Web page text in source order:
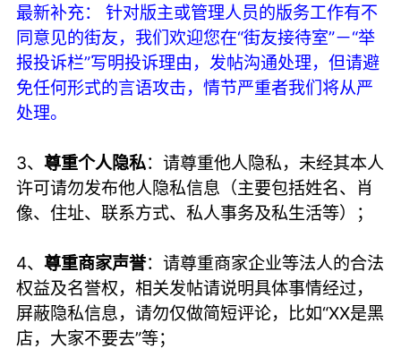
最新补充： 针对版主或管理人员的版务工作有不
同意见的街友，我们欢迎您在“街友接待室”－“举
报投诉栏”写明投诉理由，发帖沟通处理，但请避
免任何形式的言语攻击，情节严重者我们将从严
处理。
3、尊重个人隐私：请尊重他人隐私，未经其本人
许可请勿发布他人隐私信息（主要包括姓名、肖
像、住址、联系方式、私人事务及私生活等）；
4、尊重商家声誉：请尊重商家企业等法人的合法
权益及名誉权，相关发帖请说明具体事情经过，
屏蔽隐私信息，请勿仅做简短评论，比如“XX是黑
店，大家不要去”等；